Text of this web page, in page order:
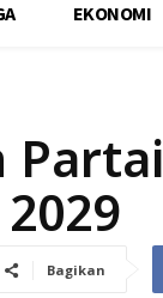
EKONOMI
Partai
Bagikan